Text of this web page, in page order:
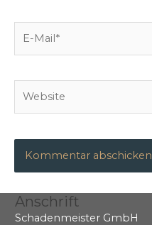
Mail*
Anschrift
Schadenmeister GmbH